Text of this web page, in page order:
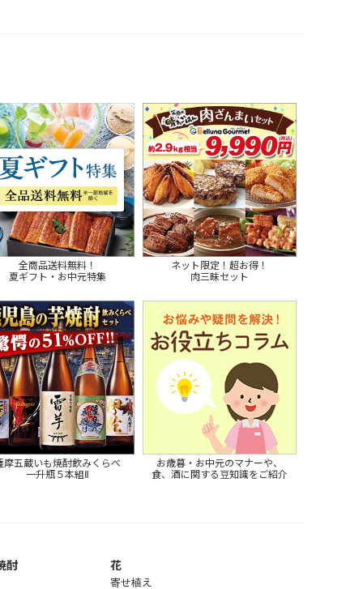
全商品送料無料！
夏ギフト・お中元特集
ネット限定！超お得！
肉三昧セット
摩五蔵いも焼酎飲みくらべ
一升瓶５本組Ⅱ
お歳暮・お中元のマナーや、
食、酒に関する豆知識をご紹介
酎 花
寄せ植え